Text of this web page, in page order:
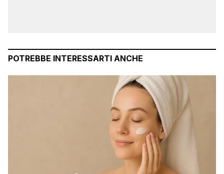
POTREBBE INTERESSARTI ANCHE